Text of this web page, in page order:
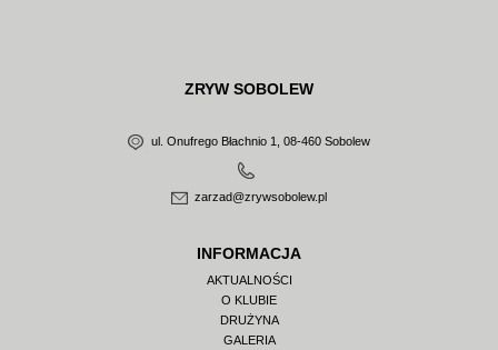
ZRYW SOBOLEW
ul. Onufrego Błachnio 1, 08-460 Sobolew
zarzad@zrywsobolew.pl
INFORMACJA
AKTUALNOŚCI
O KLUBIE
DRUŻYNA
GALERIA